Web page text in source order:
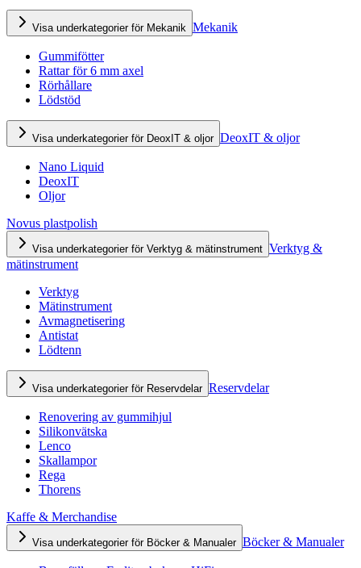
Visa underkategorier för Mekanik Mekanik
Gummifötter
Rattar för 6 mm axel
Rörhållare
Lödstöd
Visa underkategorier för DeoxIT & oljor DeoxIT & oljor
Nano Liquid
DeoxIT
Oljor
Novus plastpolish
Visa underkategorier för Verktyg & mätinstrument Verktyg &
mätinstrument
Verktyg
Mätinstrument
Avmagnetisering
Antistat
Lödtenn
Visa underkategorier för Reservdelar Reservdelar
Renovering av gummihjul
Silikonvätska
Lenco
Skallampor
Rega
Thorens
Kaffe & Merchandise
Visa underkategorier för Böcker & Manualer Böcker & Manualer